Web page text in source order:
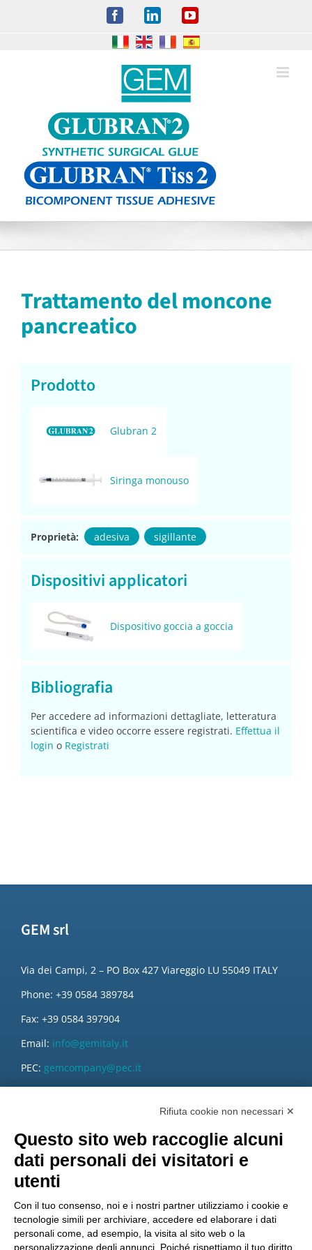
FacebookLinkedInYouTube
Trattamento del moncone
pancreatico
Prodotto
Glubran 2
Siringa monouso
Proprietà: adesiva sigillante
Dispositivi applicatori
Dispositivo goccia a goccia
Bibliografia
Per accedere ad informazioni dettagliate, letteratura
scientifica e video occorre essere registrati. Effettua il
login o Registrati
GEM srl
Via dei Campi, 2 – PO Box 427 Viareggio LU 55049 ITALY
Phone: +39 0584 389784
Fax: +39 0584 397904
Email: info@gemitaly.it
PEC: gemcompany@pec.it
Rifiuta cookie non necessari ✕
Questo sito web raccoglie alcuni
dati personali dei visitatori e
utenti
Con il tuo consenso, noi e i nostri partner utilizziamo i cookie e
tecnologie simili per archiviare, accedere ed elaborare i dati
personali come, ad esempio, la visita al sito web o la
personalizzazione degli annunci. Poiché rispettiamo il tuo diritto